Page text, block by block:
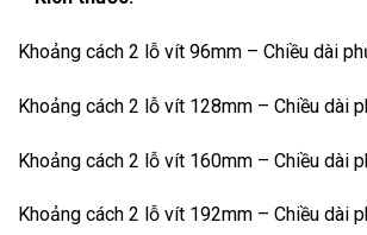
Khoảng cách 2 lỗ vít 96mm – Chiều dài
Khoảng cách 2 lỗ vít 128mm – Chiều dài
Khoảng cách 2 lỗ vít 160mm – Chiều dài
Khoảng cách 2 lỗ vít 192mm – Chiều dài